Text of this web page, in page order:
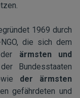
1969 durch
die sich dem
ärmsten und
Bundesstaaten
der ärmsten
gefährdeten und